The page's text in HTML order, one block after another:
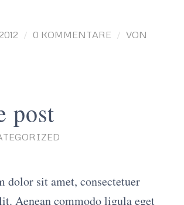
/ 0 KOMMENTARE / VON
post
dolor sit amet, consectetuer
Aenean commodo ligula eget